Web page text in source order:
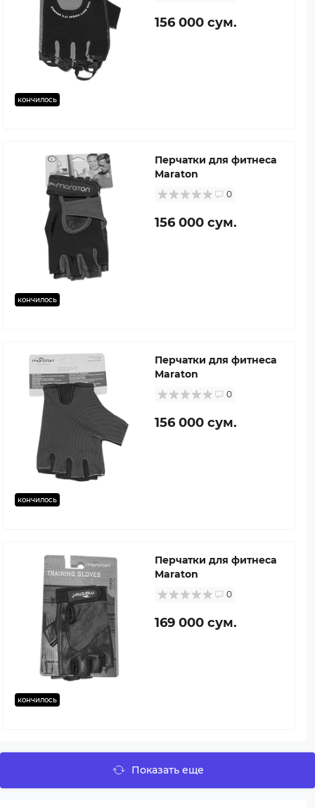
кончилось
156 000 сум.
кончилось
Перчатки для фитнеса
Maraton
0
156 000 сум.
кончилось
Перчатки для фитнеса
Maraton
0
156 000 сум.
кончилось
Перчатки для фитнеса
Maraton
0
169 000 сум.
Показать еще